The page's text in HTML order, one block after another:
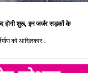
होगी शुरू, इन जर्जर सड़कों के
को आखिरकार...